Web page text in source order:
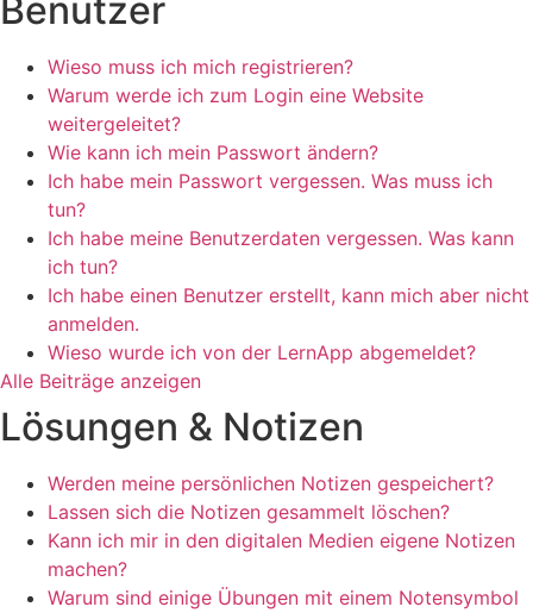
Benutzer
Wieso muss ich mich registrieren?
Warum werde ich zum Login eine Website
weitergeleitet?
Wie kann ich mein Passwort ändern?
Ich habe mein Passwort vergessen. Was muss ich
tun?
Ich habe meine Benutzerdaten vergessen. Was kann
ich tun?
Ich habe einen Benutzer erstellt, kann mich aber nicht
anmelden.
Wieso wurde ich von der LernApp abgemeldet?
Alle Beiträge anzeigen
Lösungen & Notizen
Werden meine persönlichen Notizen gespeichert?
Lassen sich die Notizen gesammelt löschen?
Kann ich mir in den digitalen Medien eigene Notizen
machen?
Warum sind einige Übungen mit einem Notensymbol